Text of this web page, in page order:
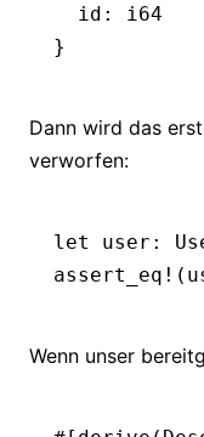
  id
:
i64
}
Dann wird das
verworfen:
let user :
assert_eq!
Wenn unser